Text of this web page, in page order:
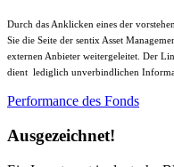
Durch das Anklicken eines der
Sie die Seite der sentix Asset
externen Anbieter weitergeleitet. Der
dient lediglich unverbindlichen
Performance des Fonds
Ausgezeichnet!